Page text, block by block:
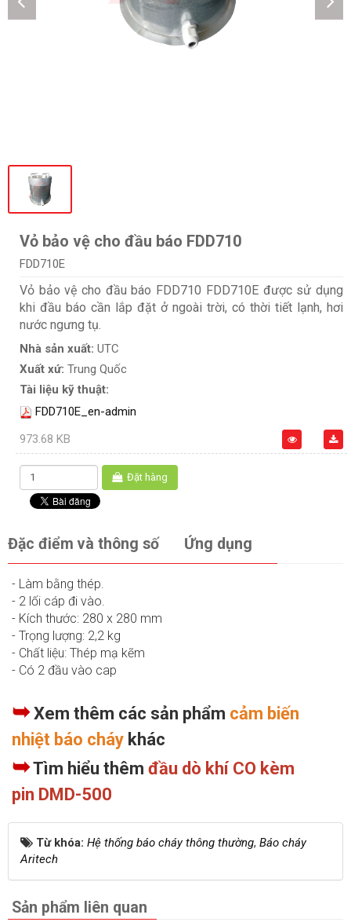
Vỏ bảo vệ cho đầu báo FDD710
FDD710E
Vỏ bảo vệ cho đầu báo FDD710 FDD710E được sử dụng
khi đầu báo cần lắp đặt ở ngoài trời, có thời tiết lạnh, hơi
nước ngưng tụ.
Nhà sản xuất: UTC
Xuất xứ: Trung Quốc
Tài liệu kỹ thuật:
FDD710E_en-admin
973.68 KB
Đặt hàng
Đặc điểm và thông số Ứng dụng
- Làm bằng thép.
- 2 lối cáp đi vào.
- Kích thước: 280 x 280 mm
- Trọng lượng: 2,2 kg
- Chất liệu: Thép mạ kẽm
- Có 2 đầu vào cap
➥Xem thêm các sản phẩm cảm biến
nhiệt báo cháy khác
➥Tìm hiểu thêm đầu dò khí CO kèm
pin DMD-500
Từ khóa: Hệ thống báo cháy thông thường, Báo cháy
Aritech
Sản phẩm liên quan